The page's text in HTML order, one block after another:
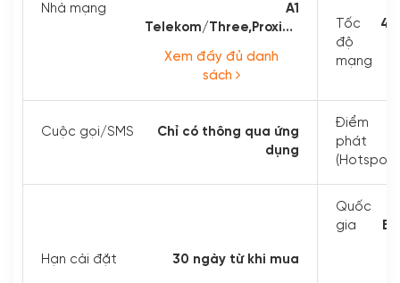
Nhà mạng
A1
Telekom/Three,Proximus,Mobiltel
Xem đầy đủ danh
sách
Tốc
độ
mạng
Cuộc gọi/SMS
Chỉ có thông qua ứng
dụng
Điểm
phát
(Hotspot)
Hạn cài đặt 30 ngày từ khi mua
Quốc
gia